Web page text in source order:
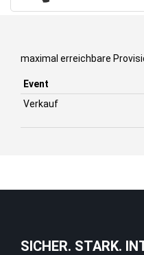
maximal erreichbare
Event
Verkauf
SICHER. STARK.